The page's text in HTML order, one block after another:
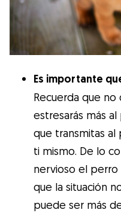
Es importante
Recuerda que
estresarás más
que transmitas al
ti mismo. De lo
nervioso el perro
que la situación
puede ser más